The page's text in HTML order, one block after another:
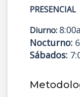
PRESENCIAL
Diurno:
Nocturno:
Sábados: